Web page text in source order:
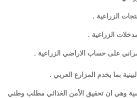
الزراعية .
الزراعية .
على حساب الاراضي الزراعية .
بما يخدم المزارع العربي .
وهي ان تحقيق الأمن الغذائي مطلب وطني